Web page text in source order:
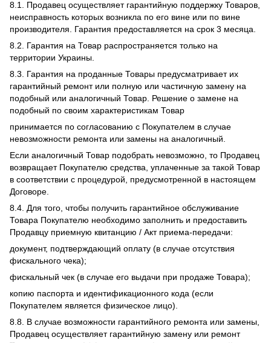
8.1. Продавец осуществляет гарантийную поддержку Товаров,
неисправность которых возникла по его вине или по вине
производителя. Гарантия предоставляется на срок 3 месяца.
8.2. Гарантия на Товар распространяется только на
территории Украины.
8.3. Гарантия на проданные Товары предусматривает их
гарантийный ремонт или полную или частичную замену на
подобный или аналогичный Товар. Решение о замене на
подобный по своим характеристикам Товар
принимается по согласованию с Покупателем в случае
невозможности ремонта или замены на аналогичный.
Если аналогичный Товар подобрать невозможно, то Продавец
возвращает Покупателю средства, уплаченные за такой Товар
в соответствии с процедурой, предусмотренной в настоящем
Договоре.
8.4. Для того, чтобы получить гарантийное обслуживание
Товара Покупателю необходимо заполнить и предоставить
Продавцу приемную квитанцию / Акт приема-передачи:
документ, подтверждающий оплату (в случае отсутствия
фискального чека);
фискальный чек (в случае его выдачи при продаже Товара);
копию паспорта и идентификационного кода (если
Покупателем является физическое лицо).
8.8. В случае возможности гарантийного ремонта или замены,
Продавец осуществляет гарантийную замену или ремонт